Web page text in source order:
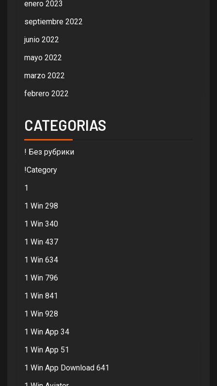
enero 2023
septiembre 2022
junio 2022
mayo 2022
marzo 2022
febrero 2022
CATEGORIAS
! Без рубрики
!Category
1
1 Win 298
1 Win 340
1 Win 437
1 Win 634
1 Win 796
1 Win 841
1 Win 928
1 Win App 34
1 Win App 51
1 Win App Download 641